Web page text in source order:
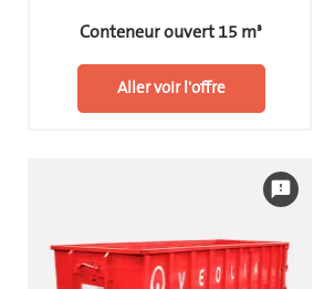
Conteneur ouvert 15 m³
Aller voir l'offre
feedback